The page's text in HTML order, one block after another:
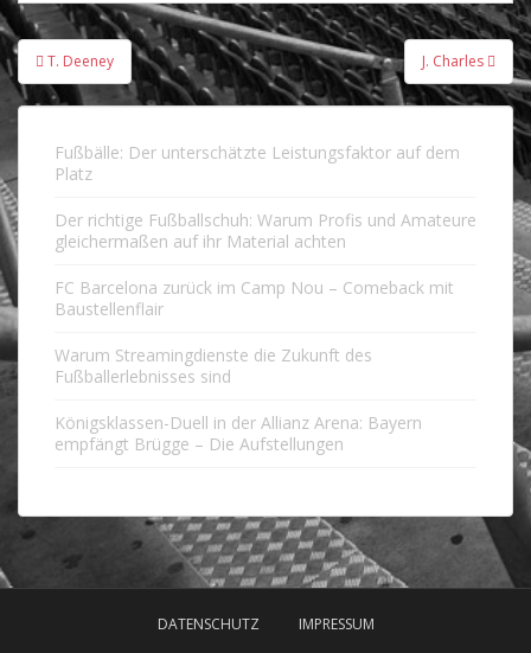
Beitragsnavigation
T. Deeney J. Charles
Fußbälle: Der unterschätzte Leistungsfaktor auf dem
Platz
Der richtige Fußballschuh: Warum Profis und Amateure
gleichermaßen auf ihr Material achten
FC Barcelona zurück im Camp Nou – Comeback mit
Baustellenflair
Warum Streamingdienste die Zukunft des
Fußballerlebnisses sind
Königsklassen-Duell in der Allianz Arena: Bayern
empfängt Brügge – Die Aufstellungen
DATENSCHUTZ IMPRESSUM